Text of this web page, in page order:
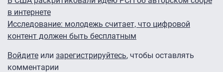
в интернете
Исследование: молодежь считает, что цифровой
контент должен быть бесплатным
Войдите или зарегистрируйтесь, чтобы оставлять
комментарии